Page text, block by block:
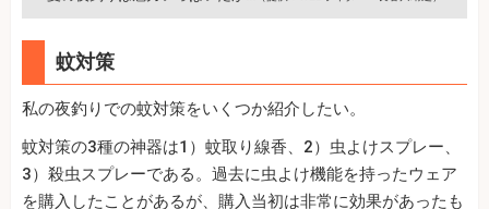
蚊対策
私の夜釣りでの蚊対策をいくつか紹介したい。
蚊対策の3種の神器は1）蚊取り線香、2）虫よけスプレー、
3）殺虫スプレーである。過去に虫よけ機能を持ったウェア
を購入したことがあるが、購入当初は非常に効果があったも